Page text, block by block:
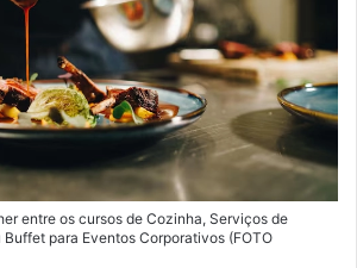
entre os cursos de Cozinha, Serviços de
para Eventos Corporativos (FOTO